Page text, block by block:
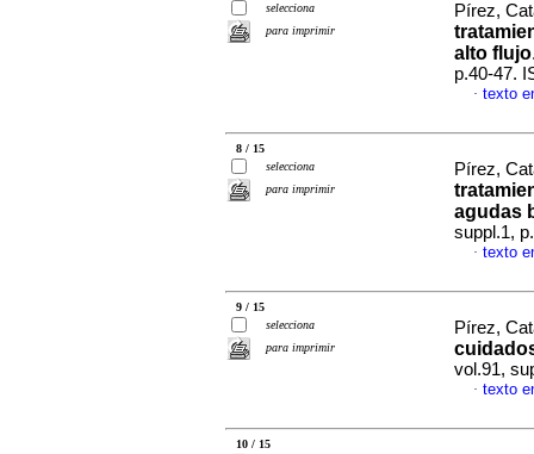
selecciona
para imprimir
Pírez,
alto flujo
p.40-47.
· texto
8 / 15
selecciona
para imprimir
Pírez,
agudas
suppl.1,
· texto
9 / 15
selecciona
para imprimir
Pírez,
vol.91,
· texto
10 / 15